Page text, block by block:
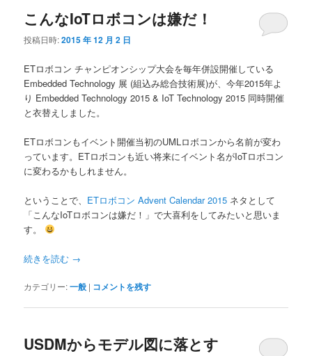
こんなIoTロボコンは嫌だ！
投稿日時:2015 年 12 月 2 日
ETロボコン チャンピオンシップ大会を毎年併設開催している
Embedded Technology 展 (組込み総合技術展)が、今年2015年よ
り Embedded Technology 2015 & IoT Technology 2015 同時開催
と衣替えしました。
ETロボコンもイベント開催当初のUMLロボコンから名前が変わ
っています。ETロボコンも近い将来にイベント名がIoTロボコン
に変わるかもしれません。
ということで、 ETロボコン Advent Calendar 2015 ネタとして
「こんなIoTロボコンは嫌だ！」で大喜利をしてみたいと思いま
す。
続きを読む →
カテゴリー:一般 | コメントを残す
USDMからモデル図に落とす